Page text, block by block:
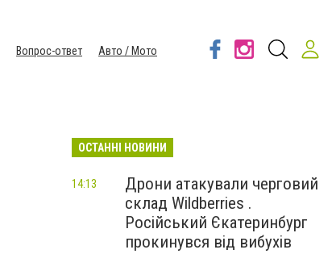
Вопрос-ответ
Авто / Мото
ОСТАННІ НОВИНИ
Дрони атакували черговий
склад Wildberries .
Російський Єкатеринбург
прокинувся від вибухів
14:13